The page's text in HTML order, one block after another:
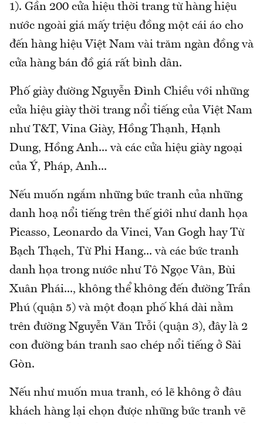
1). Gần 200 cửa hiệu thời trang từ hàng hiệu
nước ngoài giá mấy triệu đồng một cái áo cho
đến hàng hiệu Việt Nam vài trăm ngàn đồng và
cửa hàng bán đồ giá rất bình dân.
Phố giày đường Nguyễn Đình Chiều với những
cửa hiệu giày thời trang nổi tiếng của Việt Nam
như T&T, Vina Giày, Hồng Thạnh, Hạnh
Dung, Hồng Anh... và các cửa hiệu giày ngoại
của Ý, Pháp, Anh...
Nếu muốn ngắm những bức tranh của những
danh hoạ nổi tiếng trên thế giới như danh họa
Picasso, Leonardo da Vinci, Van Gogh hay Từ
Bạch Thạch, Từ Phi Hang... và các bức tranh
danh họa trong nước như Tô Ngọc Vân, Bùi
Xuân Phái..., không thể không đến đường Trần
Phú (quận 5) và một đoạn phố khá dài nằm
trên đường Nguyễn Văn Trỗi (quận 3), đây là 2
con đường bán tranh sao chép nổi tiếng ở Sài
Gòn.
Nếu như muốn mua tranh, có lẽ không ở đâu
khách hàng lại chọn được những bức tranh vẽ